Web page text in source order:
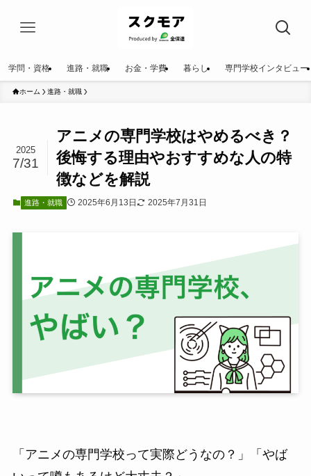
学問・資格 進路・就職 お金・学費 暮らし 専門学校インタビュー
ホーム 進路・就職
アニメの専門学校はやめるべき？
後悔する理由やおすすめな人の特
徴などを解説
2025
7/31
進路・就職 2025年6月13日 2025年7月31日
「アニメの専門学校って実際どうなの？」「やば